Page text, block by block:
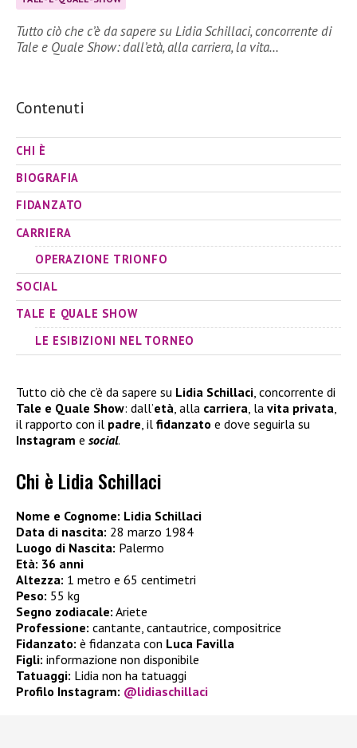
Tutto ciò che c’è da sapere su Lidia Schillaci, concorrente di
Tale e Quale Show: dall’età, alla carriera, la vita…
Contenuti
CHI È
BIOGRAFIA
FIDANZATO
CARRIERA
OPERAZIONE TRIONFO
SOCIAL
TALE E QUALE SHOW
LE ESIBIZIONI NEL TORNEO
Tutto ciò che c’è da sapere su Lidia Schillaci, concorrente di
Tale e Quale Show: dall’età, alla carriera, la vita privata,
il rapporto con il padre, il fidanzato e dove seguirla su
Instagram e social.
Chi è Lidia Schillaci
Nome e Cognome: Lidia Schillaci
Data di nascita: 28 marzo 1984
Luogo di Nascita: Palermo
Età: 36 anni
Altezza: 1 metro e 65 centimetri
Peso: 55 kg
Segno zodiacale: Ariete
Professione: cantante, cantautrice, compositrice
Fidanzato: è fidanzata con Luca Favilla
Figli: informazione non disponibile
Tatuaggi: Lidia non ha tatuaggi
Profilo Instagram: @lidiaschillaci